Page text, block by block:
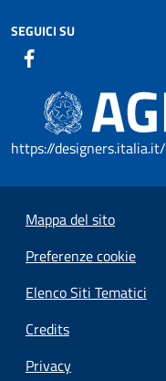
SEGUICI SU
https://designers.italia.it/
Mappa del sito
Preferenze cookie
Elenco Siti Tematici
Credits
Privacy